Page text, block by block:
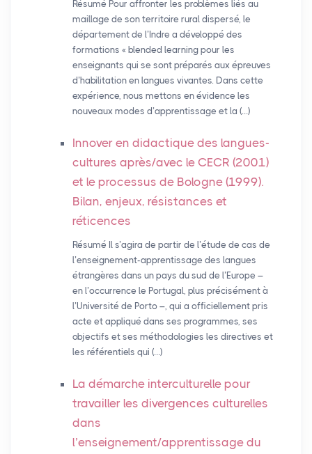
Résumé Pour affronter les problèmes liés au
maillage de son territoire rural dispersé, le
département de l’Indre a développé des
formations « blended learning pour les
enseignants qui se sont préparés aux épreuves
d’habilitation en langues vivantes. Dans cette
expérience, nous mettons en évidence les
nouveaux modes d’apprentissage et la (…)
Innover en didactique des langues-
cultures après/avec le CECR (2001)
et le processus de Bologne (1999).
Bilan, enjeux, résistances et
réticences
Résumé Il s’agira de partir de l’étude de cas de
l’enseignement-apprentissage des langues
étrangères dans un pays du sud de l’Europe –
en l’occurrence le Portugal, plus précisément à
l’Université de Porto –, qui a officiellement pris
acte et appliqué dans ses programmes, ses
objectifs et ses méthodologies les directives et
les référentiels qui (…)
La démarche interculturelle pour
travailler les divergences culturelles
dans
l’enseignement/apprentissage du